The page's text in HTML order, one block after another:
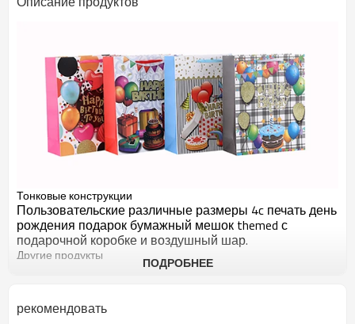
Тонковые конструкции
Пользовательские различные размеры 4c печать день
рождения подарок бумажный мешок themed с
подарочной коробке и воздушный шар.
Другие продукты ПОДРОБНЕЕ
рекомендовать